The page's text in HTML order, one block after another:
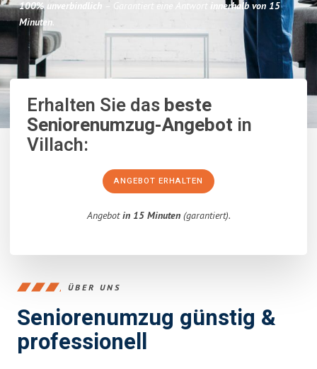
100% unverbindlich – Garantiert eine Antwort innerhalb von 15
Minuten.
Erhalten Sie dasbeste
Seniorenumzug-Angebot in
Villach:
ANGEBOT ERHALTEN
Angebotin 15 Minuten(garantiert).
ÜBER UNS
Seniorenumzug günstig &
professionell